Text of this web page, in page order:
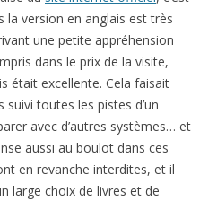
version en anglais est très
une petite appréhension
dans le prix de la visite,
était excellente. Cela faisait
suivi toutes les pistes d’un
avec d’autres systèmes… et
aussi au boulot dans ces
en revanche interdites, et il
large choix de livres et de